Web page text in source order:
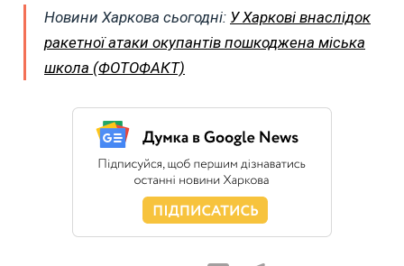
Новини Харкова сьогодні: У Харкові внаслідок
ракетної атаки окупантів пошкоджена міська
школа (ФОТОФАКТ)